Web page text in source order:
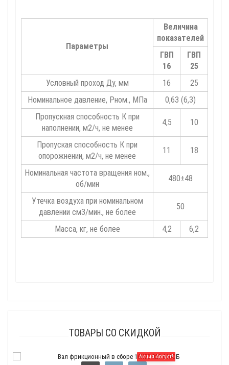
Параметры
Величина
показателей
ГВП
16
ГВП
25
Условный проход Ду, мм
16
25
Номинальное давление, Рном., МПа
0,63 (6,3)
Пропускная способность К при
наполнении, м2/ч, не менее
4,5 10
Пропуская способность К при
опорожнении, м2/ч, не менее
11 18
Номинальная частота вращения ном.,
об/мин
480±48
Утечка воздуха при номинальном
давлении см3/мин., не более
50
Масса, кг, не более 4,2 6,2
ТОВАРЫ СО СКИДКОЙ
Акция Август!